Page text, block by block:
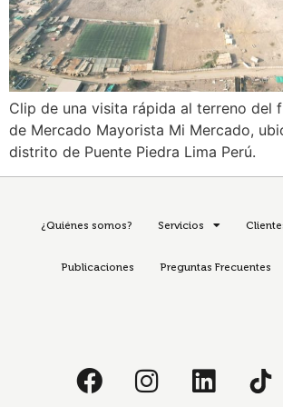
Clip de una visita rápida al terreno del
de Mercado Mayorista Mi Mercado,
distrito de Puente Piedra Lima Perú.
¿Quiénes somos? Servicios
Publicaciones Preguntas Frecuentes